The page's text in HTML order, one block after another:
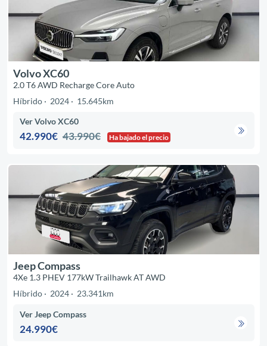
Volvo XC60
2.0 T6 AWD Recharge Core Auto
Híbrido
2024 15.645km
Ver Volvo XC60
42.990€ 43.990€ Ha bajado el precio
Jeep Compass
4Xe 1.3 PHEV 177kW Trailhawk AT AWD
Híbrido
2024 23.341km
Ver Jeep Compass
24.990€